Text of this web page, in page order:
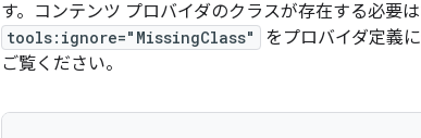
す。コンテンツ プロバイダのクラスが存在する必要
tools:ignore="MissingClass"
をプロバイダ定義
ご覧ください。